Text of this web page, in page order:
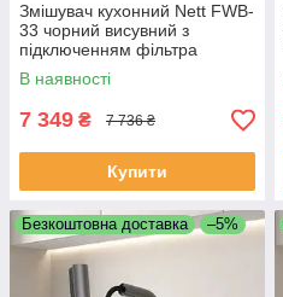
Змішувач кухонний Nett FWB-
33 чорний висувний з
підключенням фільтра
В наявності
7 349 ₴ 7 736 ₴
Купити
Безкоштовна доставка –5%